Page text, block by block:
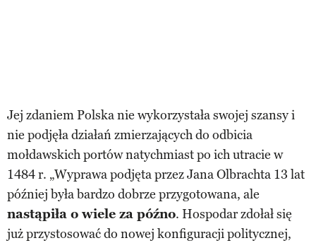
Jej zdaniem Polska nie wykorzystała swojej szansy i
nie podjęła działań zmierzających do odbicia
mołdawskich portów natychmiast po ich utracie w
1484 r. „Wyprawa podjęta przez Jana Olbrachta 13 lat
później była bardzo dobrze przygotowana, ale
nastąpiła o wiele za późno. Hospodar zdołał się
już przystosować do nowej konfiguracji politycznej,